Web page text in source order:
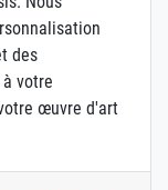
des
votre
œuvre d'art